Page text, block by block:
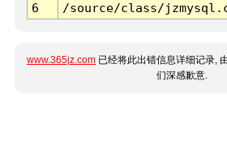
6 /source/class/
www.365jz.com 已经将此出错信息详细记录,
们深感歉意.